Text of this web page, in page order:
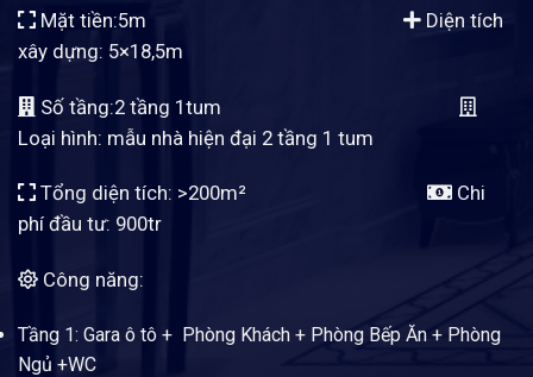
Mặt tiền:5m
Diện tích
xây dựng: 5×18,5m
Số tầng:2 tầng 1tum
Loại hình: mẫu nhà hiện đại 2 tầng 1 tum
Tổng diện tích: >200m²
Chi
phí đầu tư: 900tr
Công năng:
Tầng 1: Gara ô tô + Phòng Khách + Phòng Bếp Ăn + Phòng
Ngủ +WC